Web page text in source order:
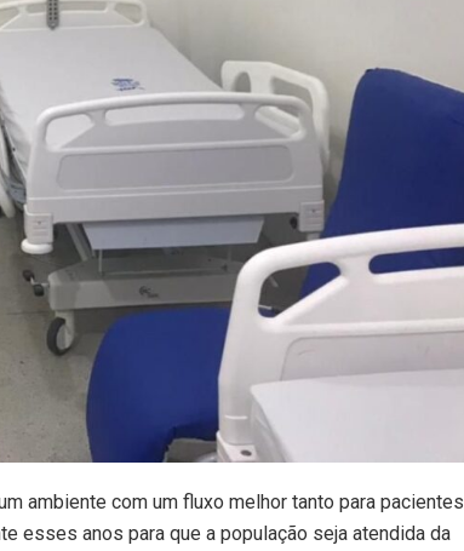
ambiente com um fluxo melhor tanto para pacientes
esses anos para que a população seja atendida da